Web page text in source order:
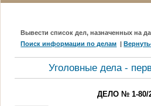
Вывести список дел, назначенных на
Поиск информации по делам |
Уголовные дела -
ДЕЛО № 1-80/